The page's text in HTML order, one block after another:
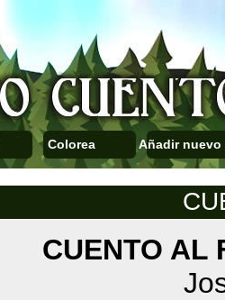
Colorea Añadir nuevo
CUENTO